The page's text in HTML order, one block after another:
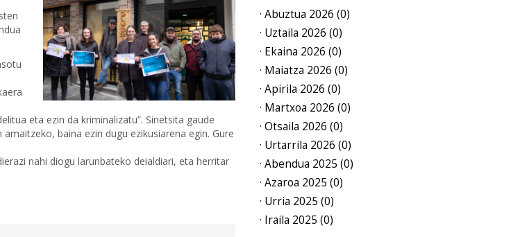
eta ezin da kriminalizatu”. Sinetsita gaude
baina ezin dugu ezikusiarena egin. Gure
nahi diogu larunbateko deialdiari, eta herritar
· Abuztua 2026 (0)
· Uztaila 2026 (0)
· Ekaina 2026 (0)
· Maiatza 2026 (0)
· Apirila 2026 (0)
· Martxoa 2026 (0)
· Otsaila 2026 (0)
· Urtarrila 2026 (0)
· Abendua 2025 (0)
· Azaroa 2025 (0)
· Urria 2025 (0)
· Iraila 2025 (0)